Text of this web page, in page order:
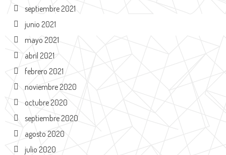
septiembre 2021
junio 2021
mayo 2021
abril 2021
febrero 2021
noviembre 2020
octubre 2020
septiembre 2020
agosto 2020
julio 2020